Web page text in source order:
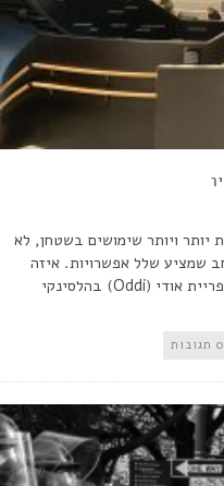
יותר ויותר שימושים בשטחן, לא
שמציע שלל אפשרויות. איזה
תפקיד ממלאות ספריות בעת הנוכחית? ספריית אודי (Oddi) בהלסינקי
0 תגובות